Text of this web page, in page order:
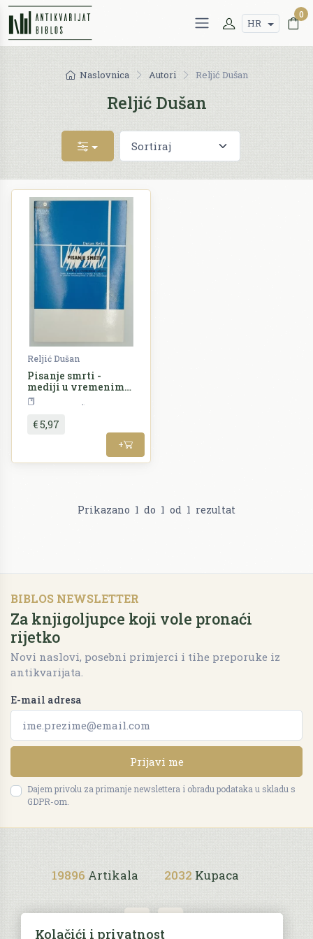
HR
0
Naslovnica Autori Reljić Dušan
Reljić Dušan
Reljić Dušan
Pisanje smrti -
mediji u vremenima
sukoba
€ 5,97
+
Prikazano 1 do 1 od 1 rezultat
BIBLOS NEWSLETTER
Za knjigoljupce koji vole pronaći
rijetko
Novi naslovi, posebni primjerci i tihe preporuke iz
antikvarijata.
E-mail adresa
Prijavi me
Dajem privolu za primanje newslettera i obradu podataka u skladu s
GDPR-om.
19896 Artikala 2032 Kupaca
Kolačići i privatnost